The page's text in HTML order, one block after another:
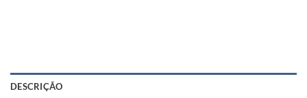
DESCRIÇÃO